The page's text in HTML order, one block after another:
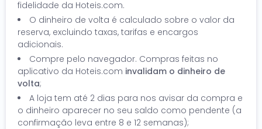
fidelidade da Hoteis.com.
O dinheiro de volta é calculado sobre o valor da
reserva, excluindo taxas, tarifas e encargos
adicionais.
Compre pelo navegador. Compras feitas no
aplicativo da Hoteis.com invalidam o dinheiro de
volta;
A loja tem até 2 dias para nos avisar da compra e
o dinheiro aparecer no seu saldo como pendente (a
confirmação leva entre 8 e 12 semanas);